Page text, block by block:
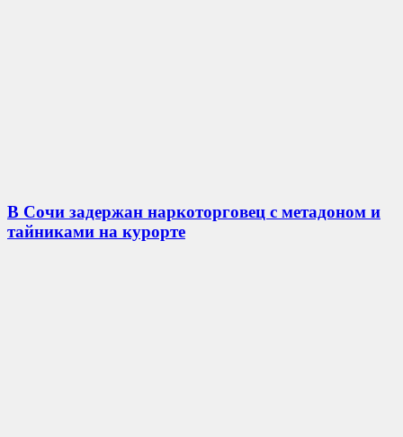
В Сочи задержан наркоторговец с метадоном и
тайниками на курорте